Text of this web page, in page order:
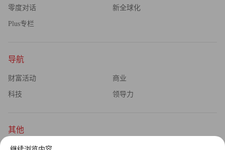
零度对话 新全球化
Plus专栏
导航
财富活动 商业
科技 领导力
其他